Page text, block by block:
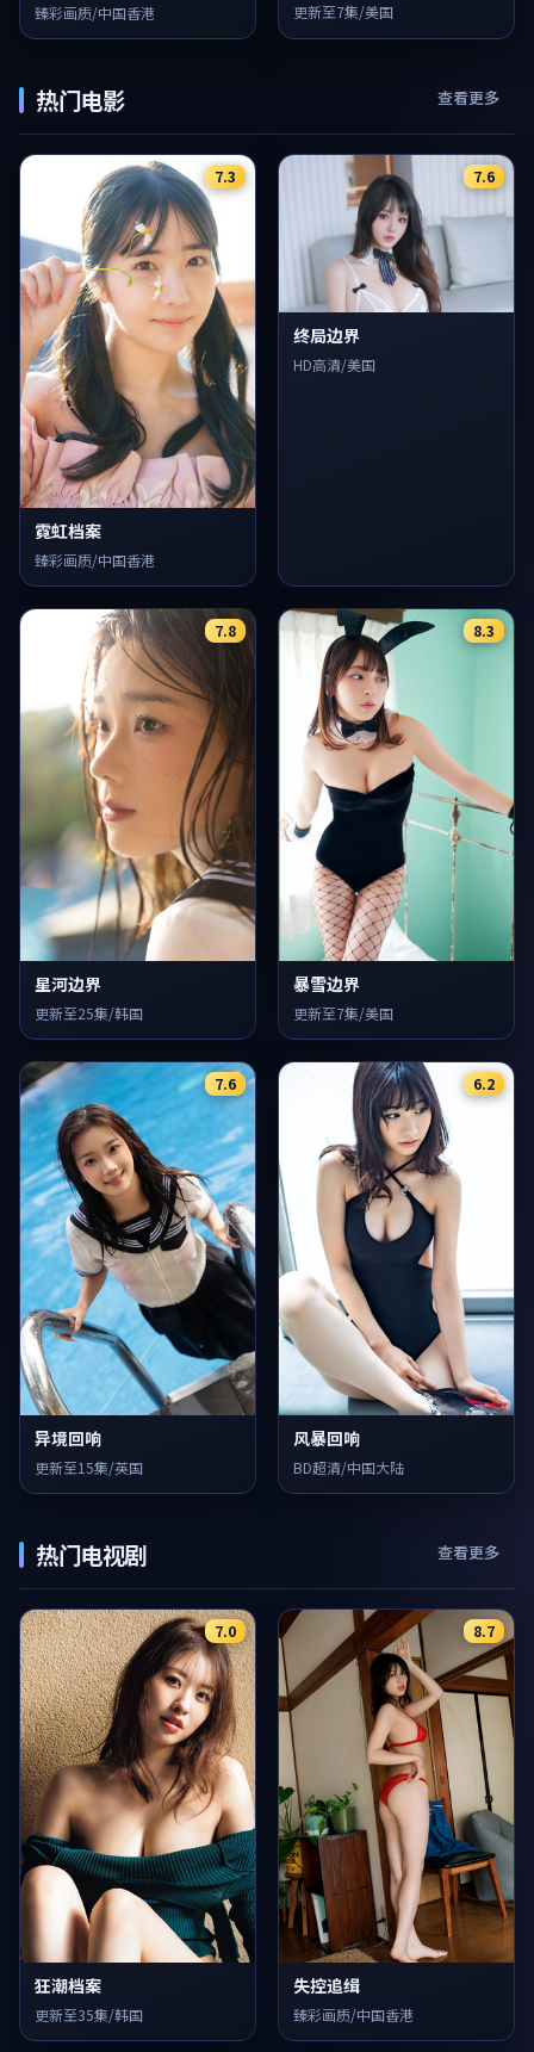
臻彩画质/中国香港 更新至7集/美国
热门电影 查看更多
7.3
霓虹档案
臻彩画质/中国香港
7.6
终局边界
HD高清/美国
7.8
星河边界
更新至25集/韩国
8.3
暴雪边界
更新至7集/美国
7.6
异境回响
更新至15集/英国
6.2
风暴回响
BD超清/中国大陆
热门电视剧 查看更多
7.0
狂潮档案
更新至35集/韩国
8.7
失控追缉
臻彩画质/中国香港